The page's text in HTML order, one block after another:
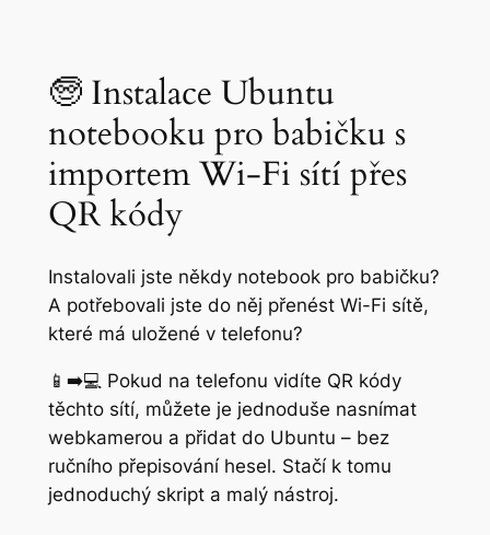
🧓 Instalace Ubuntu
notebooku pro babičku s
importem Wi-Fi sítí přes
QR kódy
Instalovali jste někdy notebook pro babičku?
A potřebovali jste do něj přenést Wi-Fi sítě,
které má uložené v telefonu?
📱➡️💻 Pokud na telefonu vidíte QR kódy
těchto sítí, můžete je jednoduše nasnímat
webkamerou a přidat do Ubuntu – bez
ručního přepisování hesel. Stačí k tomu
jednoduchý skript a malý nástroj.